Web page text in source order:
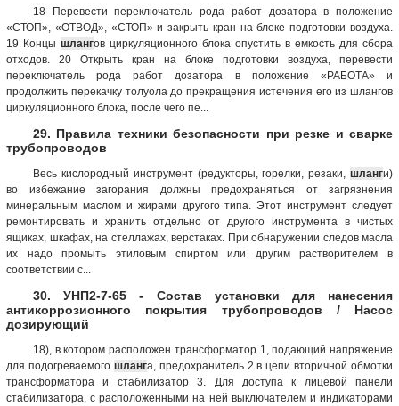
18 Перевести переключатель рода работ дозатора в положение
«СТОП», «ОТВОД», «СТОП» и закрыть кран на блоке подготовки воздуха.
19 Концы шлангов циркуляционного блока опустить в емкость для сбора
отходов. 20 Открыть кран на блоке подготовки воздуха, перевести
переключатель рода работ дозатора в положение «РАБОТА» и
продолжить перекачку толуола до прекращения истечения его из шлангов
циркуляционного блока, после чего пе...
29. Правила техники безопасности при резке и сварке
трубопроводов
Весь кислородный инструмент (редукторы, горелки, резаки, шланги)
во избежание загорания должны предохраняться от загрязнения
минеральным маслом и жирами другого типа. Этот инструмент следует
ремонтировать и хранить отдельно от другого инструмента в чистых
ящиках, шкафах, на стеллажах, верстаках. При обнаружении следов масла
их надо промыть этиловым спиртом или другим растворителем в
соответствии с...
30. УНП2-7-65 - Состав установки для нанесения
антикоррозионного покрытия трубопроводов / Насос
дозирующий
18), в котором расположен трансформатор 1, подающий напряжение
для подогреваемого шланга, предохранитель 2 в цепи вторичной обмотки
трансформатора и стабилизатор 3. Для доступа к лицевой панели
стабилизатора, с расположенными на ней выключателем и индикаторами